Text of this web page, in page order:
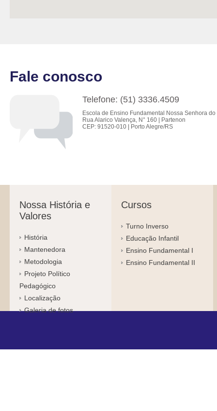
Fale conosco
Telefone: (51) 3336.4509
Escola de Ensino Fundamental Nossa Senhora do
Rua Alarico Valença, N° 160 | Partenon
CEP: 91520-010 | Porto Alegre/RS
Nossa História e
Valores
História
Mantenedora
Metodologia
Projeto Político
Pedagógico
Localização
Galeria de fotos
Cursos
Turno Inverso
Educação Infantil
Ensino Fundamental I
Ensino Fundamental II